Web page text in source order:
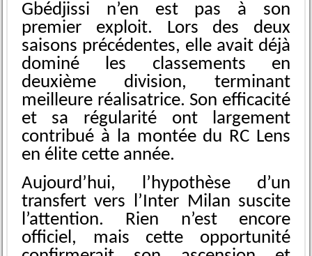
Gbédjissi n’en est pas à son
premier exploit. Lors des deux
saisons précédentes, elle avait déjà
dominé les classements en
deuxième division, terminant
meilleure réalisatrice. Son efficacité
et sa régularité ont largement
contribué à la montée du RC Lens
en élite cette année.
Aujourd’hui, l’hypothèse d’un
transfert vers l’Inter Milan suscite
l’attention. Rien n’est encore
officiel, mais cette opportunité